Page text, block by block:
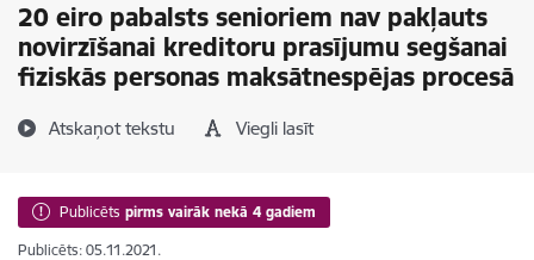
20 eiro pabalsts senioriem nav pakļauts
novirzīšanai kreditoru prasījumu segšanai
fiziskās personas maksātnespējas procesā
Atskaņot tekstu Viegli lasīt
Publicēts pirms vairāk nekā 4 gadiem
Publicēts: 05.11.2021.